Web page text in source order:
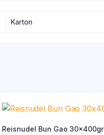
Karton
Reisnudel Bun Gao 30x400gr